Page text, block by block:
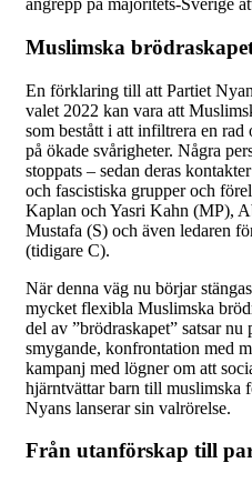
angrepp på majoritets-Sverige
Muslimska
En förklaring till att Partiet
valet 2022 kan vara att
som bestått i att infiltrera en
på ökade svårigheter. Några
stoppats – sedan deras
och fascistiska grupper och
Kaplan och Yasri Kahn (MP),
Mustafa (S) och även ledaren
(tidigare C).
När denna väg nu börjar
mycket flexibla Muslimska
del av ”brödraskapet” satsar
smygande, konfrontation med
kampanj med lögner om att
hjärntvättar barn till muslimska
Nyans lanserar sin valrörelse.
Från utanförskap till